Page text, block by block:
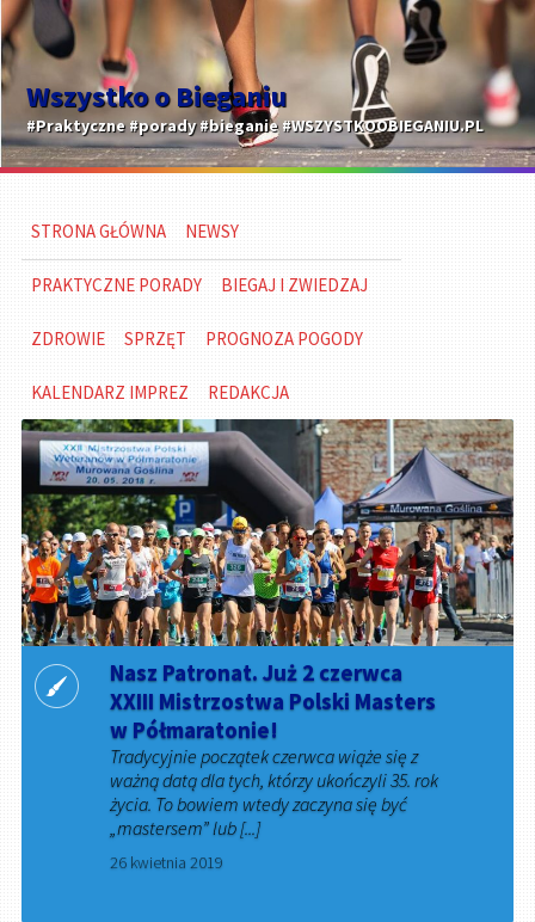
Wszystko o Bieganiu
#Praktyczne #porady #bieganie #WSZYSTKOOBIEGANIU.PL
STRONA GŁÓWNA NEWSY
PRAKTYCZNE PORADY BIEGAJ I ZWIEDZAJ
ZDROWIE SPRZĘT PROGNOZA POGODY
KALENDARZ IMPREZ REDAKCJA
Nasz Patronat. Już 2 czerwca
XXIII Mistrzostwa Polski Masters
w Półmaratonie!
Tradycyjnie początek czerwca wiąże się z
ważną datą dla tych, którzy ukończyli 35. rok
życia. To bowiem wtedy zaczyna się być
„mastersem” lub [...]
26 kwietnia 2019